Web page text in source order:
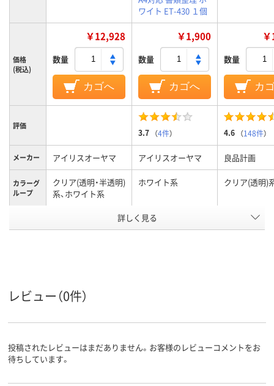
ワイト ET-430 １個
価格
(税込)
￥12,928
数量
カゴへ
￥1,900
数量
カゴへ
数量
カ
評価
3.7 （4件） 4.6 （148件）
メーカー アイリスオーヤマ アイリスオーヤマ 良品計画
カラーグ
ループ
クリア(透明・半透明)
系、ホワイト系
ホワイト系 クリア(透明)
詳しく見る
レビュー（0件）
投稿されたレビューはまだありません。お客様のレビューコメントをお
待ちしています。